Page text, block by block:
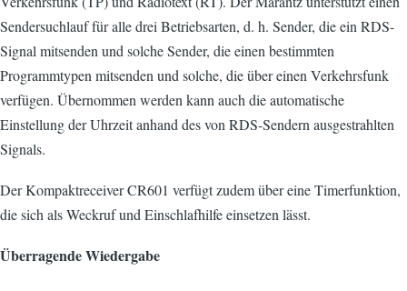
Sendersuchlauf für alle drei Betriebsarten, d. h. Sender, die ein RDS-
Signal mitsenden und solche Sender, die einen bestimmten
Programmtypen mitsenden und solche, die über einen Verkehrsfunk
verfügen. Übernommen werden kann auch die automatische
Einstellung der Uhrzeit anhand des von RDS-Sendern ausgestrahlten
Signals.
Der Kompaktreceiver CR601 verfügt zudem über eine Timerfunktion,
die sich als Weckruf und Einschlafhilfe einsetzen lässt.
Überragende Wiedergabe